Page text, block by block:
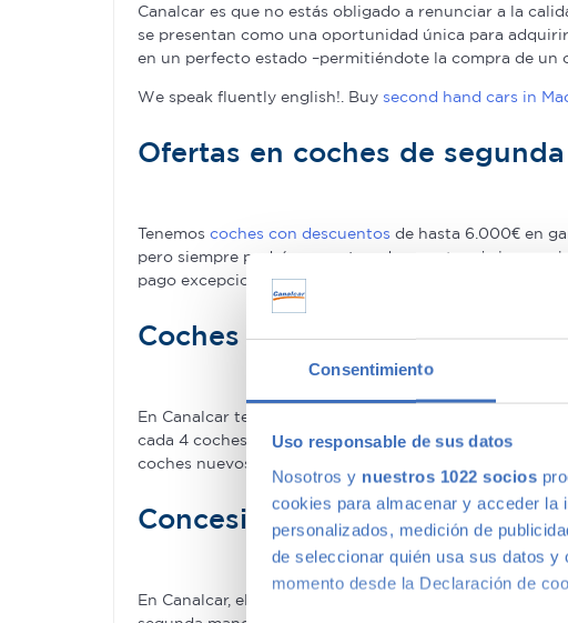
Consentimiento
Uso responsable de sus datos
Nosotros y nuestros 1022 socios
cookies para almacenar y acceder la
personalizados, medición de
de seleccionar quién usa sus datos
momento desde la Declaración de
Canalcar es que no estás obligado a renunciar a la
se presentan como una oportunidad única para
en un perfecto estado –permitiéndote la compra de un
We speak fluently english!. Buy second hand cars in
Ofertas en coches de
Tenemos coches con descuentos de hasta 6.000€ en
pero siempre podrás encontrar descuentos de los que
pago excepcionales, adaptándonos a tus necesidades.
Coches de ocasión con
En Canalcar tenemos los coches de segunda mano
cada 4 coches–. Estamos tan seguros de la calidad de
coches nuevos.
Concesionario de ocasión
En Canalcar, el concesionario de coches de ocasión